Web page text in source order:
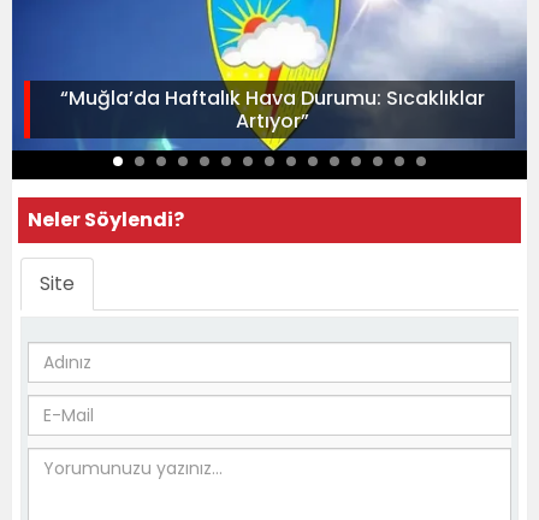
“Muğla’da Haftalık Hava Durumu: Sıcaklıklar
Artıyor”
Neler Söylendi?
Site